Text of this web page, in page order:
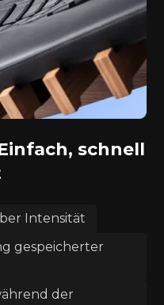
schnell
Intensität
gespeicherter
der